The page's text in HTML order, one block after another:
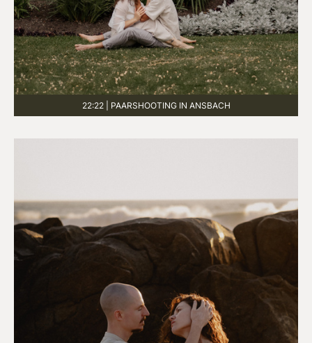
22:22 | PAARSHOOTING IN ANSBACH